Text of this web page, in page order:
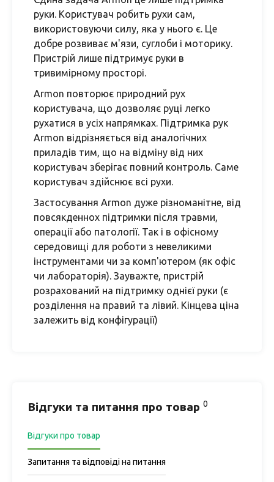
руки. Користувач робить рухи сам,
використовуючи силу, яка у нього є. Це
добре розвиває м'язи, суглоби і моторику.
Пристрій лише підтримує руки в
тривимірному просторі.
Armon повторює природний рух
користувача, що дозволяє руці легко
рухатися в усіх напрямках. Підтримка рук
Armon відрізняється від аналогічних
приладів тим, що на відміну від них
користувач зберігає повний контроль. Саме
користувач здійснює всі рухи.
Застосування Armon дуже різноманітне, від
повсякденнох підтримки після травми,
операції або патології. Так і в офісному
середовищі для роботи з невеликими
інструментами чи за комп'ютером (як офіс
чи лабораторія). Зауважте, пристрій
розрахований на підтримку однієї руки (є
розділення на правий та лівий. Кінцева ціна
залежить від конфігурації)
Відгуки та питання про товар 0
Відгуки про товар
Запитання та відповіді на питання